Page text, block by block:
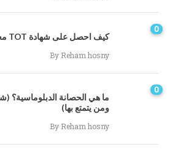
0
كيف احصل على شهادة TOT معتمدة ؟
By Reham hosny
0
ما هي الحصانة الدبلوماسية؟
ومن يتمتع بها)
By Reham hosny